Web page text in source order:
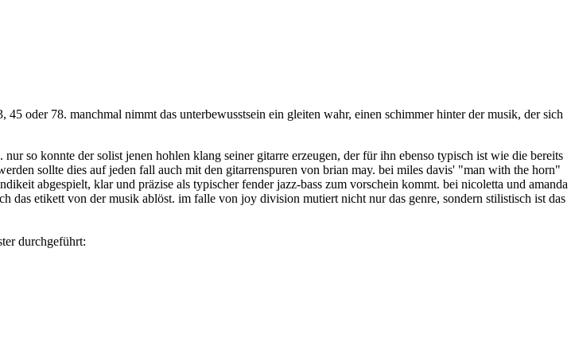
oder 78. manchmal nimmt das unterbewusstsein ein gleiten wahr, einen schimmer hinter der musik, der sich
so konnte der solist jenen hohlen klang seiner gitarre erzeugen, der für ihn ebenso typisch ist wie die bereits
sollte dies auf jeden fall auch mit den gitarrenspuren von brian may. bei miles davis' "man with the horn"
abgespielt, klar und präzise als typischer fender jazz-bass zum vorschein kommt. bei nicoletta und amanda
das etikett von der musik ablöst. im falle von joy division mutiert nicht nur das genre, sondern stilistisch ist das
durchgeführt: